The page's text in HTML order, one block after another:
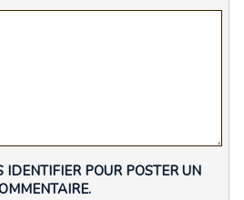
IDENTIFIER POUR POSTER UN